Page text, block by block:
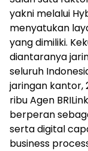
yakni melalui
menyatukan
yang dimiliki.
diantaranya
seluruh
jaringan kantor,
ribu Agen
berperan
serta digital
business